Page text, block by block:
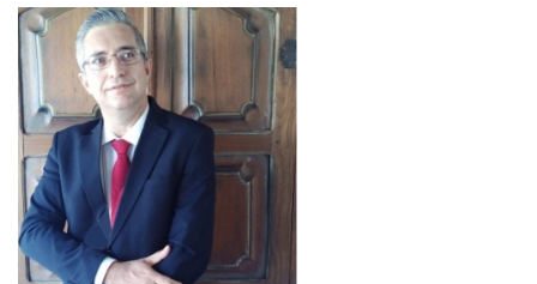
TRANSFERÊNCIA
SEGUNDA GRADUAÇÃO
MATRÍCULA
EDITAL